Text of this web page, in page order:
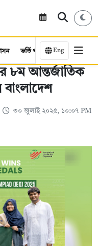
ভর্তি পরীক্ষা কর্মসংস্থান
Eng
৮ম আন্তর্জাতিক
৩০ জুলাই ২০২৫, ১০:০৭ PM